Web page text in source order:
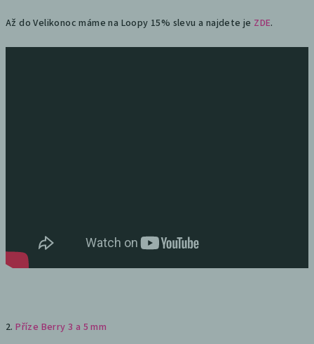
Až do Velikonoc máme na Loopy 15% slevu a najdete je ZDE.
2.Příze Berry 3 a 5 mm